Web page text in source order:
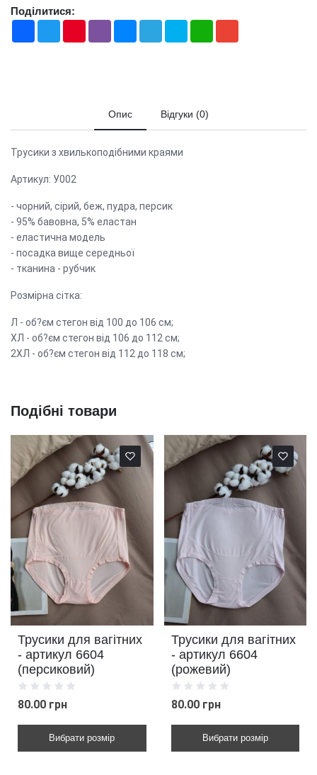
Поділитися:
Facebook
TwitterPinterestViber Messenger
TelegramSkypeWhatsApp
Опис Відгуки (0)
Трусики з хвилькоподібними краями
Артикул: У002
- чорний, сірий, беж, пудра, персик
- 95% бавовна, 5% еластан
- еластична модель
- посадка вище середньої
- тканина - рубчик
Розмірна сітка:
Л - об?єм стегон від 100 до 106 см;
ХЛ - об?єм стегон від 106 до 112 см;
2ХЛ - об?єм стегон від 112 до 118 см;
Подібні товари
Трусики для вагітних
- артикул 6604
(персиковий)
80.00 грн
Вибрати розмір
Трусики для вагітних
- артикул 6604
(рожевий)
80.00 грн
Вибрати розмір